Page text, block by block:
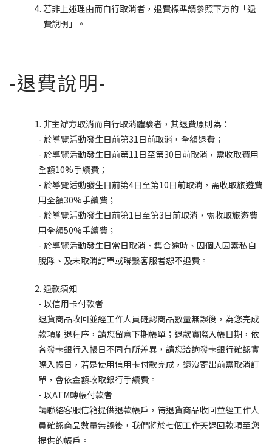
若非上述理由而自行取消者，退費標準請參照下方的「退
費說明」。
-退費說明-
非主辦方取消而自行取消體驗者，其退費原則為：
- 於導覽活動發生日前第31日前取消，全額退費；
- 於導覽活動發生日前第11日至第30日前取消，需收取費用
全額10%手續費；
- 於導覽活動發生日前第4日至第10日前取消，需收取旅遊費
用全額30%手續費；
- 於導覽活動發生日前第1日至第3日前取消，需收取旅遊費
用全額50%手續費；
- 於導覽活動發生日當日取消、集合逾時、因個人因素私自
脫隊、及未取消訂單或聯繫客服者恕不退費。
退款須知
- 以信用卡付款者
退貨商品收回並經工作人員確認商品數量無誤後，為您完成
款項刷退程序，請您留意下期帳單；退款實際入帳日期，依
各發卡銀行入帳日不同有所差異，請您洽詢發卡銀行確認實
際入帳日，若是使用信用卡付款完成，還沒寄出前需取消訂
單，會依金額收取銀行手續費。
- 以ATM轉帳付款者
請聯絡客服信箱提供退款帳戶，待退貨商品收回並經工作人
員確認商品數量無誤後，我們將於七個工作天退回款項至您
提供的帳戶。